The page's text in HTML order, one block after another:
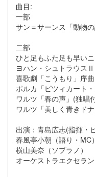
曲目:
一部
サン＝サーンス「動物
二部
ひと足もふた足も早い
ヨハン・シュトラウスⅡ
喜歌劇「こうもり」序曲
ポルカ「ピツィカート・
ワルツ「春の声」(独唱
ワルツ「美しく青きドナ
出演：青島広志(指揮・
春風亭小朝（語り・MC）
横山美奈（ソプラノ）
オーケストラエクセラン